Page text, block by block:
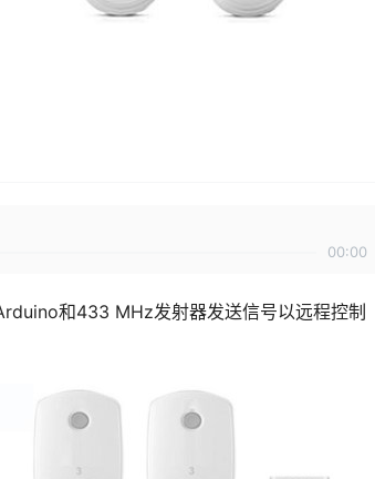
00:00
和433 MHz发射器发送信号以远程控制